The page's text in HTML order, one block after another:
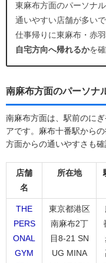
東麻布方面のパーソナ
通いやすい店舗が多いで
仕事帰りに東麻布・赤
自宅方向へ帰れるかを
南麻布方面のパーソナ
南麻布方面は、駅前のに
アです。麻布十番駅から
方面からの通いやすさも確
店舗
名
所在地
THE
PERS
ONAL
GYM
東京都港区
南麻布2丁
目8-21 SN
UG MINA